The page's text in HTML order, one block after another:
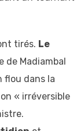
tirés. Le
de Madiambal
flou dans la
« irréversible